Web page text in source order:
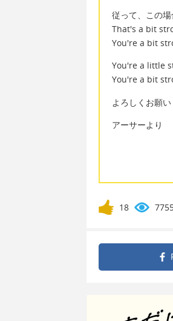
従って、この
That's a bit
You're a bit
You're a little
You're a bit
よろしくお願い
アーサーより
18